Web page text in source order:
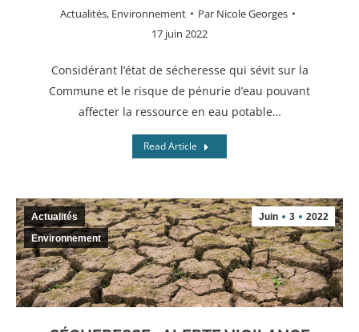
Actualités, Environnement Par Nicole Georges
17 juin 2022
Considérant l’état de sécheresse qui sévit sur la
Commune et le risque de pénurie d’eau pouvant
affecter la ressource en eau potable…
Read Article
Juin 3 2022
Actualités
Environnement